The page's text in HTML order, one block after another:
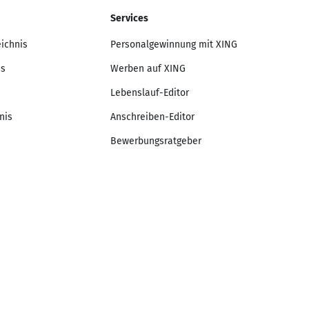
Services
Personalgewinnung mit XING
Werben auf XING
Lebenslauf-Editor
Anschreiben-Editor
Bewerbungsratgeber